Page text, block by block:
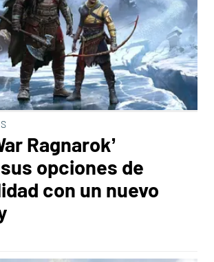
Ragnarok’
opciones de
con un nuevo